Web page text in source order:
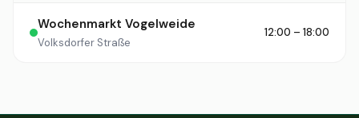
Wochenmarkt Vogelweide
Volksdorfer Straße
12:00 – 18:00